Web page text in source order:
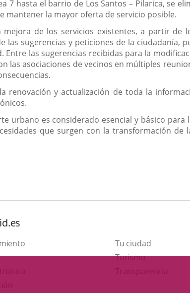
7 hasta el barrio de Los Santos – Pilarica, se
mantener la mayor oferta de servicio posible.
mejora de los servicios existentes, a partir
las sugerencias y peticiones de la ciudadanía,
Entre las sugerencias recibidas para la
las asociaciones de vecinos en múltiples
renovación y actualización de toda la
urbano es considerado esencial y básico
que surgen con la transformación
Tu ciudad
TurismoEste